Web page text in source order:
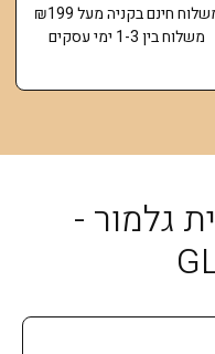
חינם בקניה מעל ₪199
משלוח בין 1-3 ימי עסקים
גלמור -